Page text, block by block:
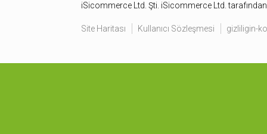
iSicommerce Ltd. Şti. iSicommerce Ltd.
Site Haritası Kullanıcı Sözleşmesi gizliligin-